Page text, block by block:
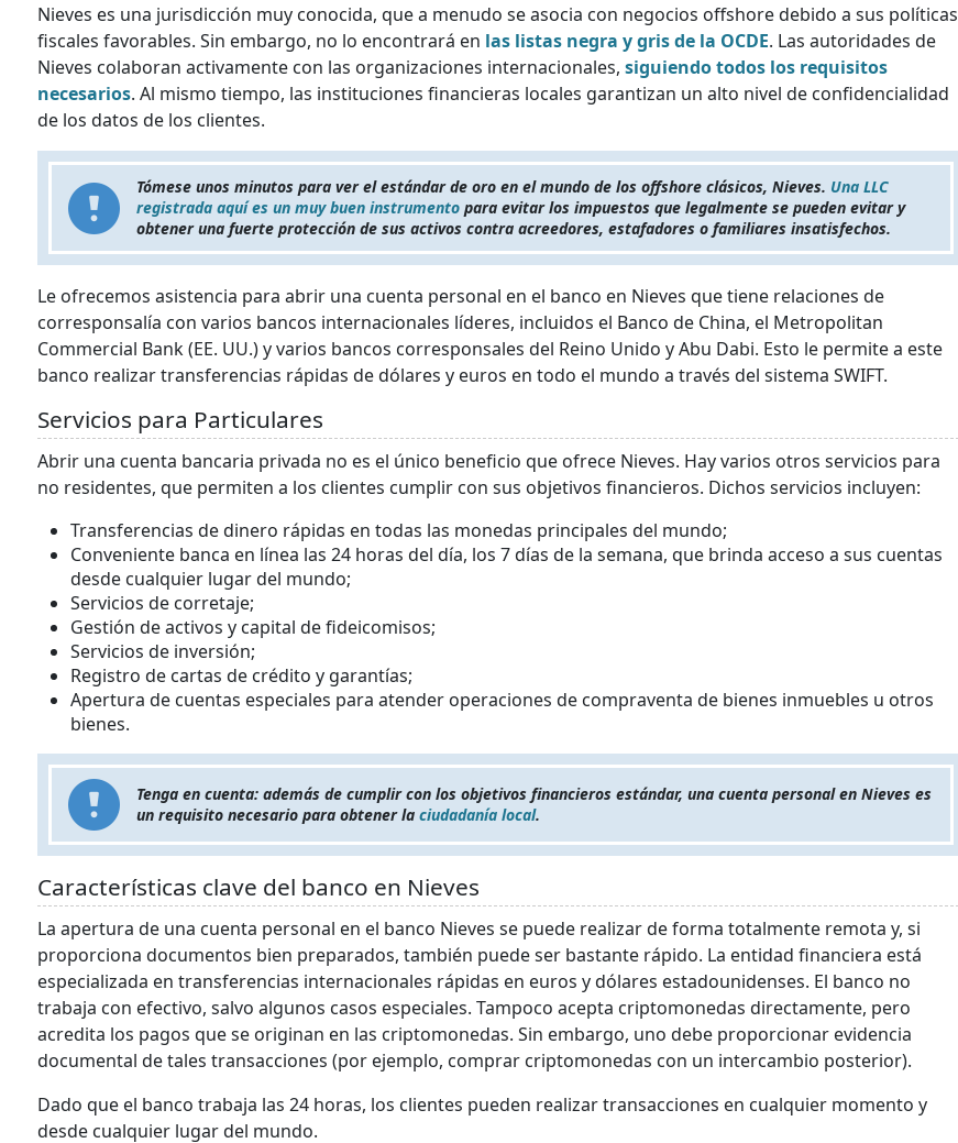
Nieves es una jurisdicción muy conocida, que a menudo se asocia con negocios offshore debido a sus políticas
fiscales favorables. Sin embargo, no lo encontrará en las listas negra y gris de la OCDE. Las autoridades de
Nieves colaboran activamente con las organizaciones internacionales, siguiendo todos los requisitos
necesarios. Al mismo tiempo, las instituciones financieras locales garantizan un alto nivel de confidencialidad
de los datos de los clientes.
Tómese unos minutos para ver el estándar de oro en el mundo de los offshore clásicos, Nieves. Una LLC
registrada aquí es un muy buen instrumento para evitar los impuestos que legalmente se pueden evitar y
obtener una fuerte protección de sus activos contra acreedores, estafadores o familiares insatisfechos.
Le ofrecemos asistencia para abrir una cuenta personal en el banco en Nieves que tiene relaciones de
corresponsalía con varios bancos internacionales líderes, incluidos el Banco de China, el Metropolitan
Commercial Bank (EE. UU.) y varios bancos corresponsales del Reino Unido y Abu Dabi. Esto le permite a este
banco realizar transferencias rápidas de dólares y euros en todo el mundo a través del sistema SWIFT.
Servicios para Particulares
Abrir una cuenta bancaria privada no es el único beneficio que ofrece Nieves. Hay varios otros servicios para
no residentes, que permiten a los clientes cumplir con sus objetivos financieros. Dichos servicios incluyen:
Transferencias de dinero rápidas en todas las monedas principales del mundo;
Conveniente banca en línea las 24 horas del día, los 7 días de la semana, que brinda acceso a sus cuentas
desde cualquier lugar del mundo;
Servicios de corretaje;
Gestión de activos y capital de fideicomisos;
Servicios de inversión;
Registro de cartas de crédito y garantías;
Apertura de cuentas especiales para atender operaciones de compraventa de bienes inmuebles u otros
bienes.
Tenga en cuenta: además de cumplir con los objetivos financieros estándar, una cuenta personal en Nieves es
un requisito necesario para obtener la ciudadanía local.
Características clave del banco en Nieves
La apertura de una cuenta personal en el banco Nieves se puede realizar de forma totalmente remota y, si
proporciona documentos bien preparados, también puede ser bastante rápido. La entidad financiera está
especializada en transferencias internacionales rápidas en euros y dólares estadounidenses. El banco no
trabaja con efectivo, salvo algunos casos especiales. Tampoco acepta criptomonedas directamente, pero
acredita los pagos que se originan en las criptomonedas. Sin embargo, uno debe proporcionar evidencia
documental de tales transacciones (por ejemplo, comprar criptomonedas con un intercambio posterior).
Dado que el banco trabaja las 24 horas, los clientes pueden realizar transacciones en cualquier momento y
desde cualquier lugar del mundo.